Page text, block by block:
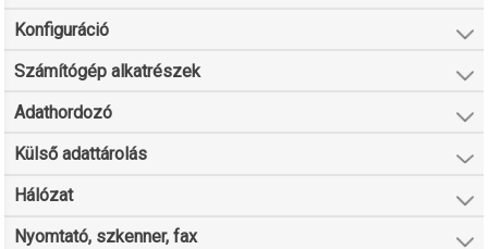
Konfiguráció
Számítógép alkatrészek
Adathordozó
Külső adattárolás
Hálózat
Nyomtató, szkenner, fax